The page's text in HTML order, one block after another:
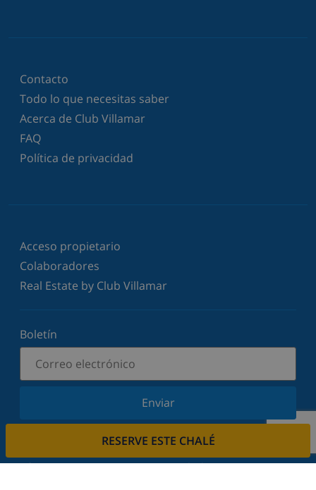
RESERVE ESTE CHALÉ
Contacto
Todo lo que necesitas saber
Acerca de Club Villamar
FAQ
Política de privacidad
Acceso propietario
Colaboradores
Real Estate by Club Villamar
Boletín
Enviar
Suscríbase a nuestro boletín y manténgase
ofertas. Respetamos su privacidad.